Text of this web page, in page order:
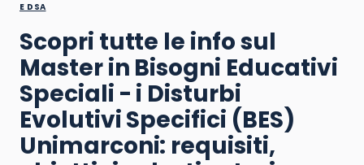
E DSA
Scopri tutte le info sul
Master in Bisogni Educativi
Speciali - i Disturbi
Evolutivi Specifici (BES)
Unimarconi: requisiti,